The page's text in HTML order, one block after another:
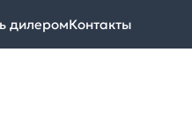
дилеромКонтакты